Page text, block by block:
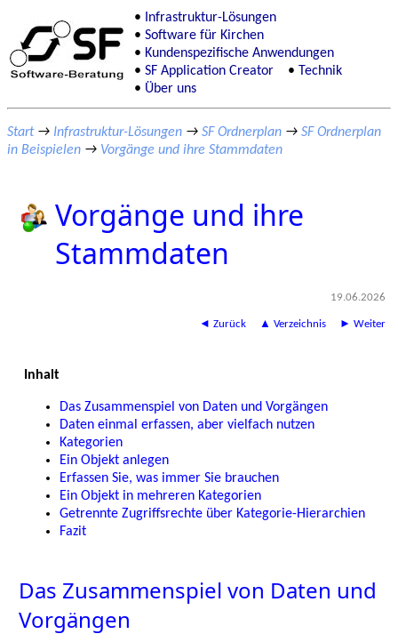
Infrastruktur-Lösungen
Software für Kirchen
Kundenspezifische Anwendungen
SF Application Creator
Technik
Über uns
Start→ Infrastruktur-Lösungen → SF Ordnerplan → SF Ordnerplan
in Beispielen → Vorgänge und ihre Stammdaten
Vorgänge und ihre
Stammdaten
19.06.2026
◄ Zurück ▲ Verzeichnis ► Weiter
Inhalt
Das Zusammenspiel von Daten und Vorgängen
Daten einmal erfassen, aber vielfach nutzen
Kategorien
Ein Objekt anlegen
Erfassen Sie, was immer Sie brauchen
Ein Objekt in mehreren Kategorien
Getrennte Zugriffsrechte über Kategorie-Hierarchien
Fazit
Das Zusammenspiel von Daten und
Vorgängen